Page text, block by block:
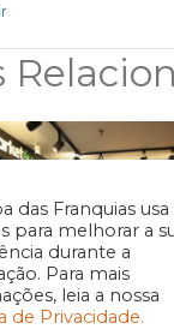
das Franquias usa
para melhorar a
durante a
Para mais
leia a nossa
de Privacidade.